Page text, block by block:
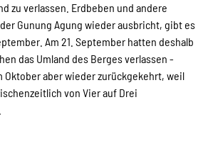
zu verlassen. Erdbeben und andere
Gunung Agung wieder ausbricht, gibt es
Am 21. September hatten deshalb
das Umland des Berges verlassen -
Oktober aber wieder zurückgekehrt, weil
von Vier auf Drei